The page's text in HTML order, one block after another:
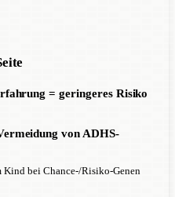
= geringeres Risiko
von ADHS-
bei Chance-/Risiko-Genen